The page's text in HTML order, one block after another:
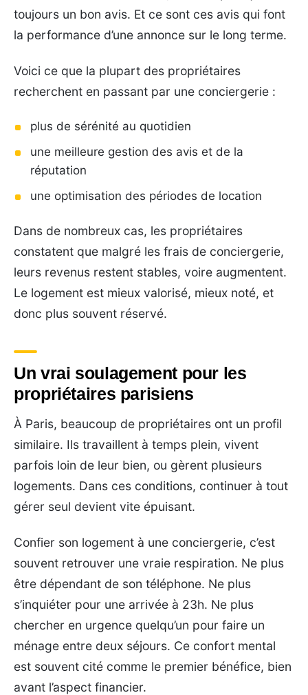
toujours un bon avis. Et ce sont ces avis qui font
la performance d’une annonce sur le long terme.
Voici ce que la plupart des propriétaires
recherchent en passant par une conciergerie :
plus de sérénité au quotidien
une meilleure gestion des avis et de la
réputation
une optimisation des périodes de location
Dans de nombreux cas, les propriétaires
constatent que malgré les frais de conciergerie,
leurs revenus restent stables, voire augmentent.
Le logement est mieux valorisé, mieux noté, et
donc plus souvent réservé.
Un vrai soulagement pour les
propriétaires parisiens
À Paris, beaucoup de propriétaires ont un profil
similaire. Ils travaillent à temps plein, vivent
parfois loin de leur bien, ou gèrent plusieurs
logements. Dans ces conditions, continuer à tout
gérer seul devient vite épuisant.
Confier son logement à une conciergerie, c’est
souvent retrouver une vraie respiration. Ne plus
être dépendant de son téléphone. Ne plus
s’inquiéter pour une arrivée à 23h. Ne plus
chercher en urgence quelqu’un pour faire un
ménage entre deux séjours. Ce confort mental
est souvent cité comme le premier bénéfice, bien
avant l’aspect financier.